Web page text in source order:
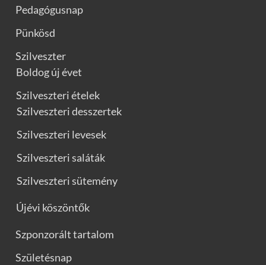
Pedagógusnap
Pünkösd
Szilveszter
Boldog új évet
Szilveszteri ételek
Szilveszteri desszertek
Szilveszteri levesek
Szilveszteri saláták
Szilveszteri sütemény
Újévi köszöntők
Szponzorált tartalom
Születésnap